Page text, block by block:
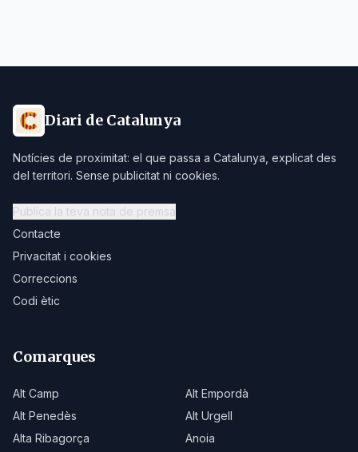
Diari de Catalunya
Notícies de proximitat: el que passa a Catalunya, explicat des
del territori. Sense publicitat ni cookies.
Publica la teva nota de premsa
Contacte
Privacitat i cookies
Correccions
Codi ètic
Comarques
Alt Camp
Alt Empordà
Alt Penedès
Alt Urgell
Alta Ribagorça
Anoia